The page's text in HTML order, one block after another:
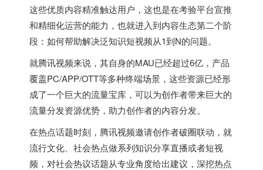
这些优质内容精准触达用户，这也是在考验平台宣推
和精细化运营的能力，也就进入到内容生态第二个阶
段：如何帮助解决泛知识短视频从1到N的问题。
就腾讯视频来说，其自身的MAU已经超过6亿，产品
覆盖PC/APP/OTT等多种终端场景，这些资源已经形
成了一个巨大的流量宝库，可以为创作者带来巨大的
流量分发资源优势，助力创作者的内容分发。
在热点话题时刻，腾讯视频邀请创作者破圈联动，就
流行文化、社会热点做系列知识分享直播或者短视
频，对社会热议话题从专业角度给出建议，深挖热点